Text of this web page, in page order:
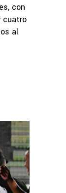
con
cuatro
al